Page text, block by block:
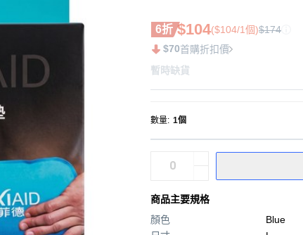
6折 $104($104/1個)$174
$70首購折扣價
暫時缺貨
數量: 1個
商品主要規格
顏色
Blue